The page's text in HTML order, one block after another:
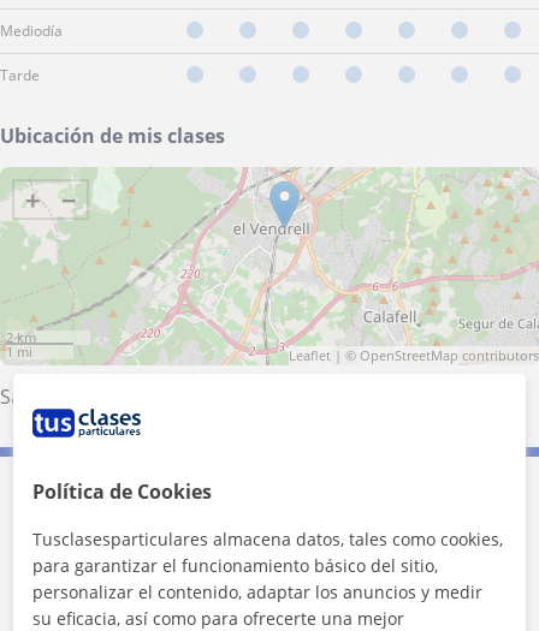
Mediodía
Tarde
Ubicación de mis clases
+ −
2 km
1 mi
Leaflet | © OpenStreetMap contributors
Santa Oliva
Contacta con Oscar
Tarifa 12
1ª clase gratis
Política de Cookies
Tusclasesparticulares almacena datos, tales como cookies,
para garantizar el funcionamiento básico del sitio,
personalizar el contenido, adaptar los anuncios y medir
su eficacia, así como para ofrecerte una mejor